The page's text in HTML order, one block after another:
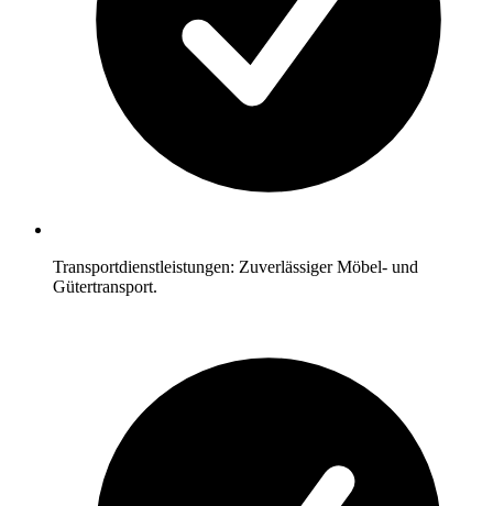
Transportdienstleistungen: Zuverlässiger Möbel- und
Gütertransport.